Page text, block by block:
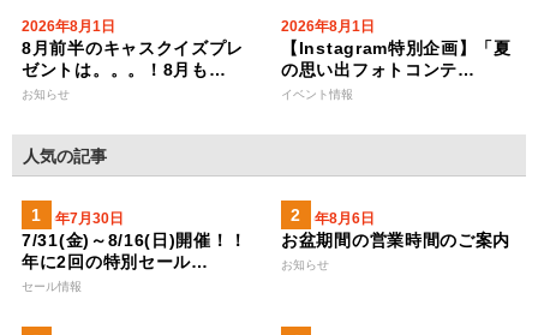
2026年8月1日
8月前半のキャスクイズプレ
ゼントは。。。！8月も…
お知らせ
2026年8月1日
【Instagram特別企画】「夏
の思い出フォトコンテ…
イベント情報
人気の記事
2026年7月30日
7/31(金)～8/16(日)開催！！
年に2回の特別セール…
セール情報
2026年8月6日
お盆期間の営業時間のご案内
お知らせ